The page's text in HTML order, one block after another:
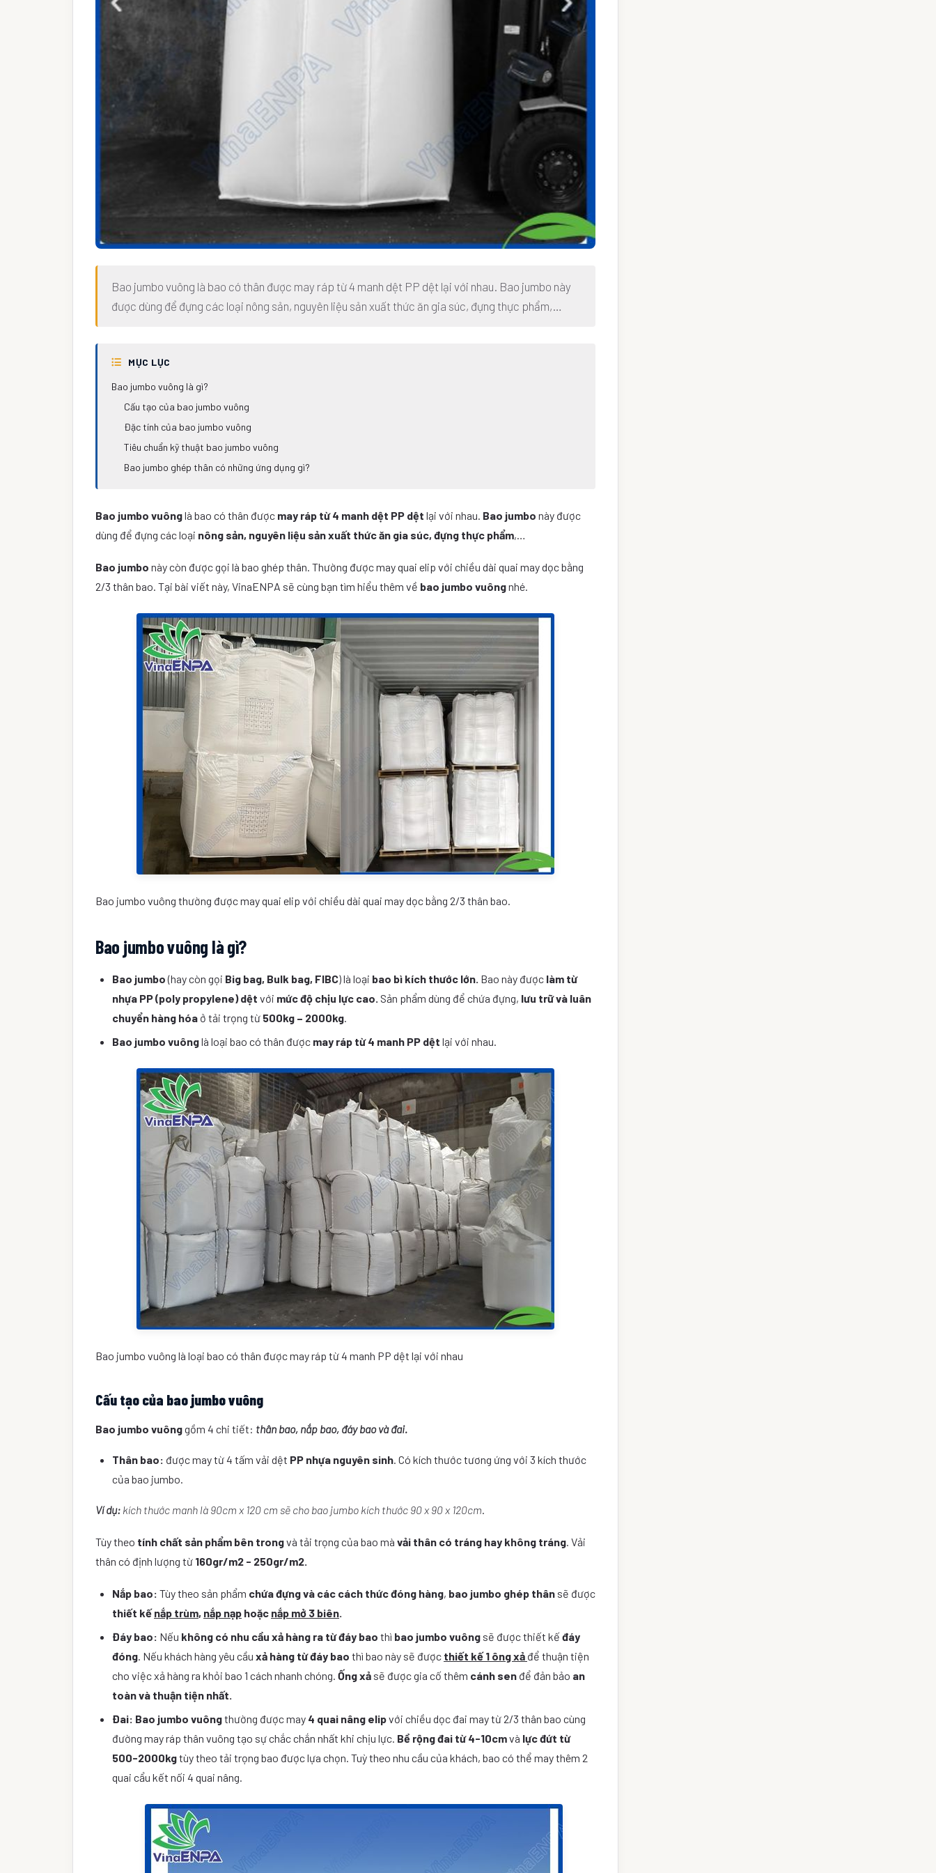
Bao jumbo vuông là bao có thân được may ráp từ 4 manh dệt PP dệt lại với nhau. Bao jumbo này
được dùng để đựng các loại nông sản, nguyên liệu sản xuất thức ăn gia súc, đựng thực phẩm,…
MỤC LỤC
Bao jumbo vuông là gì?
Cấu tạo của bao jumbo vuông
Đặc tính của bao jumbo vuông
Tiêu chuẩn kỹ thuật bao jumbo vuông
Bao jumbo ghép thân có những ứng dụng gì?
Bao jumbo vuônglà bao có thân được may ráp từ 4 manh dệt PP dệt lại với nhau. Bao jumbo này được
dùng để đựng các loại nông sản, nguyên liệu sản xuất thức ăn gia súc, đựng thực phẩm,…
Bao jumbo này còn được gọi là bao ghép thân. Thường được may quai elip với chiều dài quai may dọc bằng
2/3 thân bao. Tại bài viết này, VinaENPA sẽ cùng bạn tìm hiểu thêm về bao jumbo vuôngnhé.
Bao jumbo vuông thường được may quai elip với chiều dài quai may dọc bằng 2/3 thân bao.
Bao jumbo vuông là gì?
Bao jumbo(hay còn gọi Big bag, Bulk bag, FIBC) là loại bao bì kích thước lớn. Bao này được làm từ
nhựa PP (poly propylene) dệt với mứcđộ chịu lực cao. Sản phẩm dùng để chứa đựng, lưu trữ và luân
chuyển hàng hóa ở tải trọng từ 500kg – 2000kg
Bao jumbo vuônglà loại bao có thân được may ráp từ 4 manh PP dệt lại với nhau.
Bao jumbo vuông là loại bao có thân được may ráp từ 4 manh PP dệt lại với nhau
Cấu tạo của bao jumbo vuông
Bao jumbo vuônggồm 4 chi tiết: thân bao, nắp bao, đáy bao và đai.
Thân bao: được may từ 4 tấm vải dệt PP nhựa nguyên sinh. Có kích thước tương ứng với 3 kích thước
của bao jumbo.
Ví dụ: kích thước manh là 90cm x 120 cm sẽ cho bao jumbo kích thước 90 x 90 x 120cm.
Tùy theo tính chất sản phẩm bên trongvà tải trọng của bao mà vải thân có tráng hay không tráng. Vải
thân có định lượng từ 160gr/m2 - 250gr/m2.
Nắp bao: Tùy theo sản phẩm chứa đựng và các cách thức đóng hàng, bao jumbo ghép thân sẽ được
thiết kếnắp trùm, nắp nạp hoặc nắp mở 3 biên
Đáy bao: Nếu không có nhu cầu xả hàng ra từ đáy bao thì bao jumbo vuông sẽ được thiết kế đáy
đóng. Nếu khách hàng yêu cầu xả hàng từ đáy bao thì bao này sẽ được thiết kế 1 ông xả để thuận tiện
cho việc xả hàng ra khỏi bao 1 cách nhanh chóng. Ống xả sẽ được gia cố thêm cánh sen để đản bảo an
toàn và thuận tiện nhất.
Đai: Bao jumbo vuôngthường được may 4 quai nâng elipvới chiều dọc đai may từ 2/3 thân bao cùng
đường may ráp thân vuông tạo sự chắc chắn nhất khi chịu lực. Bề rộng đai từ 4-10cmvà lực đứt từ
500-2000kgtùy theo tải trọng bao được lựa chọn. Tuỳ theo nhu cầu của khách, bao có thể may thêm 2
quai cẩu kết nối 4 quai nâng.